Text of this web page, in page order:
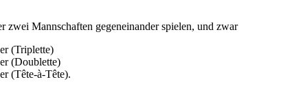
zwei Mannschaften gegeneinander spielen, und zwar
(Triplette)
(Doublette)
(Tête-à-Tête).